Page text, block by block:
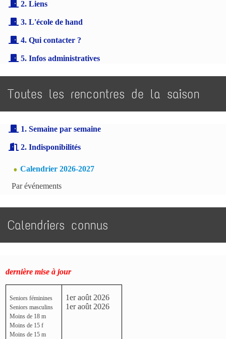
2. Liens
3. L'école de hand
4. Qui contacter ?
5. Infos administratives
Toutes les rencontres de la saison
1. Semaine par semaine
2. Indisponibilités
Calendrier 2026-2027
Par événements
Calendriers connus
dernière mise à jour
Seniors féminines
Seniors masculins
Moins de 18 m
Moins de 15 f
Moins de 15 m
1er août 2026
1er août 2026